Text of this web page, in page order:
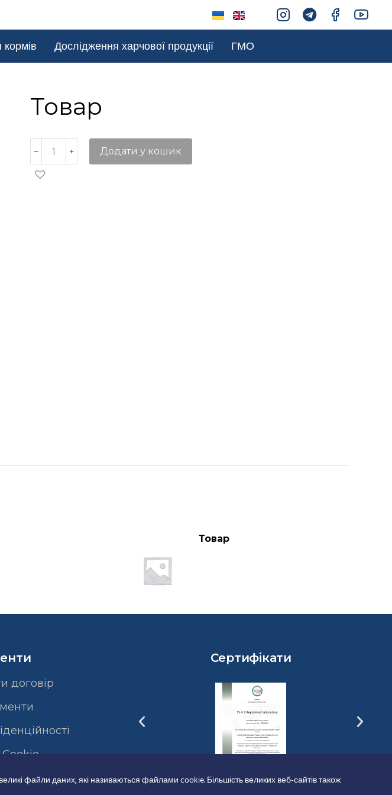
Дослідження харчової продукції ГМО
Товар
Додати у кошик
Товар
договір
Сертифікати
файли даних, які називаються файлами cookie. Більшість великих веб-сайтів також